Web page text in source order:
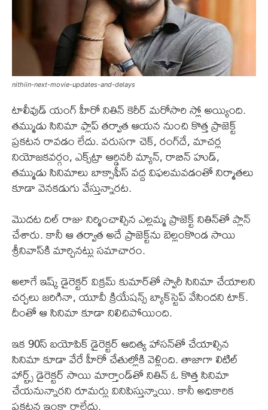
nithiin-next-movie-updates-and-delays
టాలీవుడ్ యంగ్ హీరో నితిన్ కెరీర్ మరోసారి స్లో అయ్యింది.
తమ్ముడు సినిమా ఫ్లాప్ తర్వాత ఆయన నుంచి కొత్త ప్రాజెక్ట్
ప్రకటన రావడం లేదు. వరుసగా చెక్, రంగ్‌దే, మాచర్ల
నియోజకవర్గం, ఎక్స్‌ట్రా ఆర్డినరీ మ్యాన్, రాబిన్ హుడ్,
తమ్ముడు సినిమాలు బాక్సాఫీస్ వద్ద విఫలమవడంతో నిర్మాతలు
కూడా వెనకడుగు వేస్తున్నారట.
మొదట దిల్ రాజు నిర్మించాల్సిన ఎల్లమ్మ ప్రాజెక్ట్ నితిన్‌తో ప్లాన్
చేశారు. కానీ ఆ తర్వాత అదే ప్రాజెక్ట్‌ను బెల్లంకొండ సాయి
శ్రీనివాస్‌కి మార్చినట్లు సమాచారం.
అలాగే ఇష్క్ డైరెక్టర్ విక్రమ్ కుమార్‌తో స్వారీ సినిమా చేయాలని
చర్చలు జరిగినా, యూవీ క్రియేషన్స్ బ్యాక్‌స్టెప్ వేసిందని టాక్.
దీంతో ఆ సినిమా కూడా నిలిచిపోయింది.
ఇక 90స్ బయోపిక్ డైరెక్టర్ ఆదిత్య హాసన్‌తో చేయాల్సిన
సినిమా కూడా వేరే హీరో చేతుల్లోకి వెళ్లింది. తాజాగా లిటిల్
హార్ట్స్ డైరెక్టర్ సాయి మార్తాండ్‌తో నితిన్ ఓ కొత్త సినిమా
చేయనున్నారని రూమర్లు వినిపిస్తున్నాయి. కానీ అధికారిక